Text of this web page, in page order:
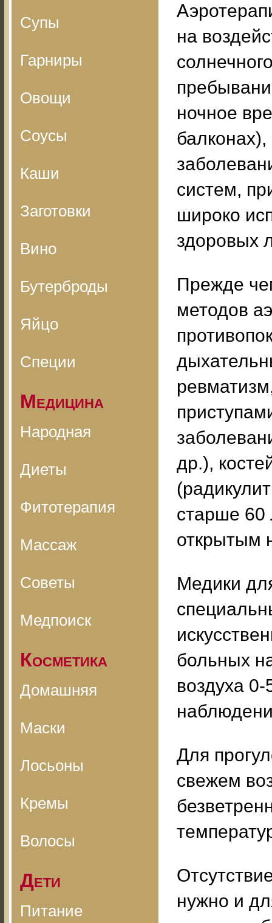
Супы
Гарниры
Овощи
Соусы
Каши
Заготовки
Вино
Бутерброды
Яйцо
Специи
Медицина
Народная
Диеты
Фитотерапия
Массаж
Советы
Медпоиск
Косметика
Домашняя
Маски
Лосьоны
Кремы
Волосы
Дети
Питание
на
ночное
систем,
широко
здоровых
Прежде
методов
др.),
старше 60
открытым
Медики
больных
воздуха
Для
свежем
нужно и